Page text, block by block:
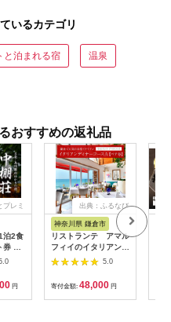
いるカテゴリ
と泊まれる宿 温泉
おすすめの返礼品
プレミ
泊2食
チ
行
円
出典：ふるなび
神奈川県 鎌倉市
リストランテ アマル
フィイのイタリアンデ
ィナーコースA ペア
5.0
寄付金額: 48,000 円